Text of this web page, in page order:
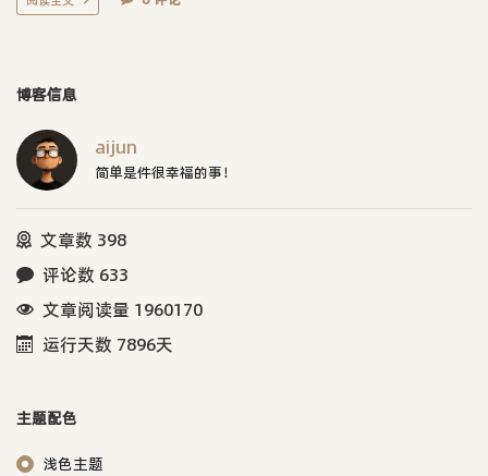
博客信息
aijun
简单是件很幸福的事！
文章数 398
评论数 633
文章阅读量 1960170
运行天数 7896天
主题配色
浅色主题